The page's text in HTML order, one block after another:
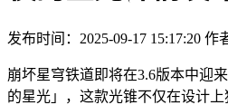
发布时间：2025-09-17 15:17:20 作
崩坏星穹铁道即将在3.6版本中迎
的星光」，这款光锥不仅在设计